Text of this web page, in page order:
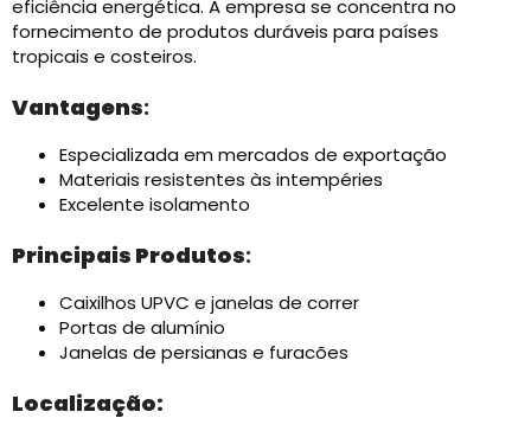
eficiência energética. A empresa se concentra no
fornecimento de produtos duráveis ​​para países
tropicais e costeiros.
Vantagens:
Especializada em mercados de exportação
Materiais resistentes às intempéries
Excelente isolamento
Principais Produtos:
Caixilhos UPVC e janelas de correr
Portas de alumínio
Janelas de persianas e furacões
Localização: